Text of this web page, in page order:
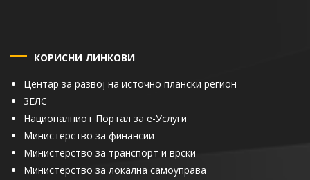
КОРИСНИ ЛИНКОВИ
Центар за развој на источно плански регион
ЗЕЛС
Националниот Портал за е-Услуги
Министерство за финансии
Министерство за транспорт и врски
Министерство за локална самоуправа